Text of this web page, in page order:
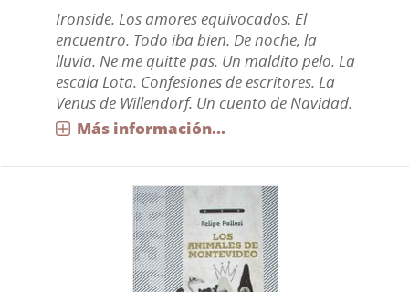
Ironside. Los amores equivocados. El
encuentro. Todo iba bien. De noche, la
lluvia. Ne me quitte pas. Un maldito pelo. La
escala Lota. Confesiones de escritores. La
Venus de Willendorf. Un cuento de Navidad.
Más información...